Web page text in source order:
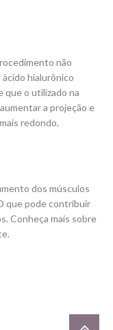
não
hialurônico
que o utilizado na
a projeção e
redondo.
dos músculos
que pode contribuir
Conheça mais sobre